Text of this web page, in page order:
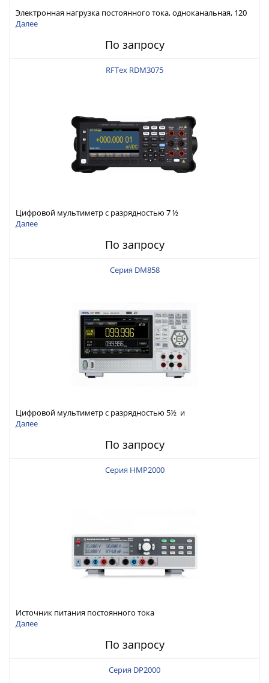
Электронная нагрузка постоянного тока, одноканальная, 120
В, 60 А, 300 Вт
Далее
По запросу
RFTex RDM3075
Цифровой мультиметр с разрядностью 7 ½
Далее
По запросу
Серия DM858
Цифровой мультиметр с разрядностью 5½ и
интерфейсами USB-device, USB-host, LAN и Web control
Далее
По запросу
Серия HMP2000
Источник питания постоянного тока
Далее
По запросу
Серия DP2000